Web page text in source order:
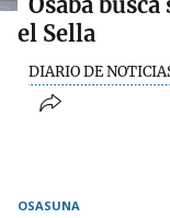
el Sella
DIARIO DE
OSASUNA